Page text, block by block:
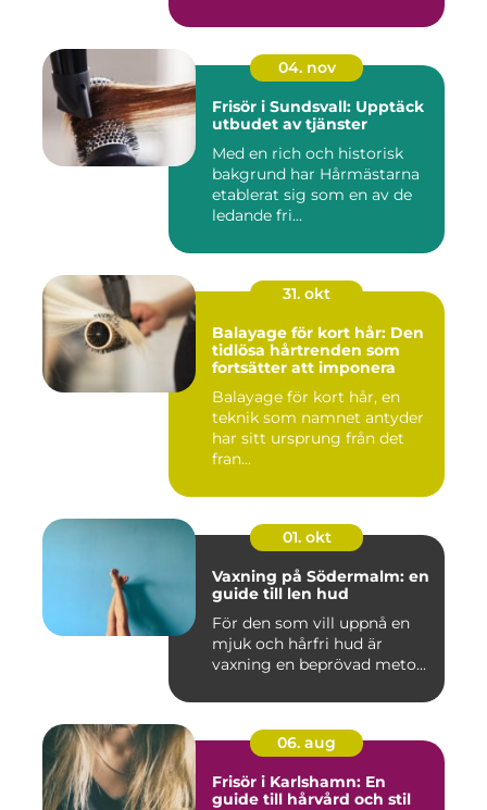
04. nov
Frisör i Sundsvall: Upptäck
utbudet av tjänster
Med en rich och historisk
bakgrund har Hårmästarna
etablerat sig som en av de
ledande fri...
31. okt
Balayage för kort hår: Den
tidlösa hårtrenden som
fortsätter att imponera
Balayage för kort hår, en
teknik som namnet antyder
har sitt ursprung från det
fran...
01. okt
Vaxning på Södermalm: en
guide till len hud
För den som vill uppnå en
mjuk och hårfri hud är
vaxning en beprövad meto...
06. aug
Frisör i Karlshamn: En
guide till hårvård och stil